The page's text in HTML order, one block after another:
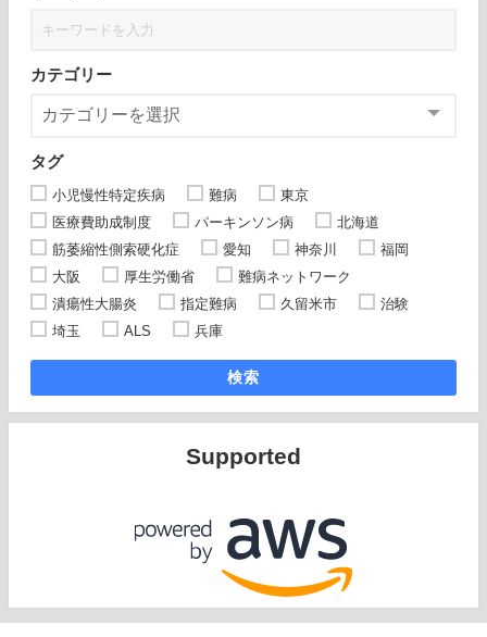
カテゴリー
タグ
小児慢性特定疾病 難病
東京
医療費助成制度
パーキンソン病
北海道
筋萎縮性側索硬化症
愛知 神奈川
福岡
大阪
厚生労働省
難病ネットワーク
潰瘍性大腸炎
指定難病 久留米市
治験
埼玉
ALS 兵庫
検索
Supported